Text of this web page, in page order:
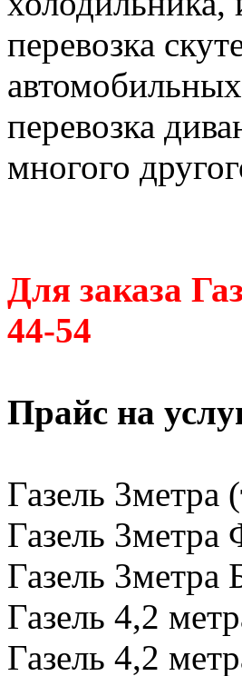
перевозка
перевозка
многого
Для заказа
44-54
Прайс на
Газель 3метра
Газель
Газель 3метра
Газель 4,2
Газель 4,2